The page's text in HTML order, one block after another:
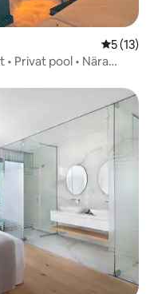
5 av 5 i
5 (13)
Privat pool • Nära